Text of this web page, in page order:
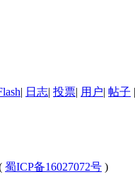
| 日志| 投票| 用户| 帖子 |
蜀ICP备16027072号 )